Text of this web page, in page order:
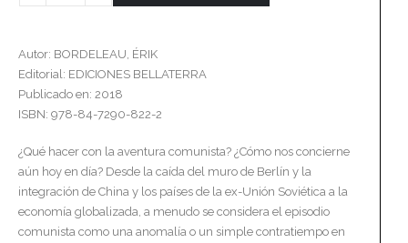
Autor: BORDELEAU, ÉRIK
Editorial: EDICIONES BELLATERRA
Publicado en: 2018
ISBN: 978-84-7290-822-2
¿Qué hacer con la aventura comunista? ¿Cómo nos concierne
aún hoy en día? Desde la caída del muro de Berlín y la
integración de China y los países de la ex-Unión Soviética a la
economía globalizada, a menudo se considera el episodio
comunista como una anomalía o un simple contratiempo en